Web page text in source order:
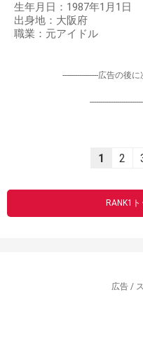
生年月日：1987年1月1日
出身地：大阪府
職業：元アイドル
-----------------広告の後
1 2
RANK1
広告 /